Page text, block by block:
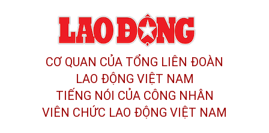
CƠ QUAN CỦA TỔNG LIÊN ĐOÀN
LAO ĐỘNG VIỆT NAM
TIẾNG NÓI CỦA CÔNG NHÂN
VIÊN CHỨC LAO ĐỘNG VIỆT NAM